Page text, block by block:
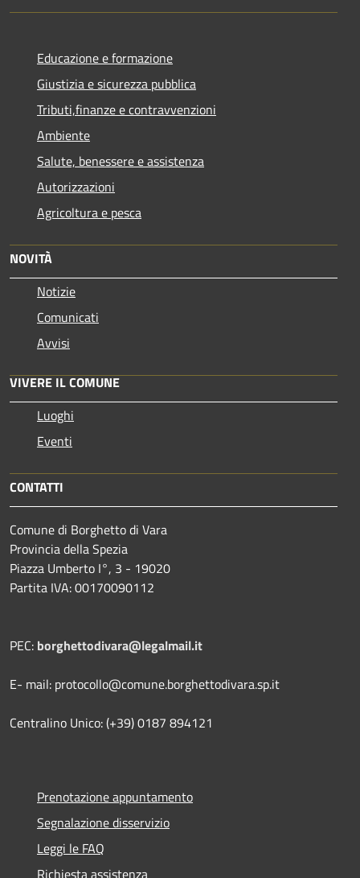
Educazione e formazione
Giustizia e sicurezza pubblica
Tributi,finanze e contravvenzioni
Ambiente
Salute, benessere e assistenza
Autorizzazioni
Agricoltura e pesca
NOVITÀ
Notizie
Comunicati
Avvisi
VIVERE IL COMUNE
Luoghi
Eventi
CONTATTI
Comune di Borghetto di Vara
Provincia della Spezia
Piazza Umberto I°, 3 - 19020
Partita IVA: 00170090112
PEC: borghettodivara@legalmail.it
E- mail: protocollo@comune.borghettodivara.sp.it
Centralino Unico: (+39) 0187 894121
Prenotazione appuntamento
Segnalazione disservizio
Leggi le FAQ
Richiesta assistenza